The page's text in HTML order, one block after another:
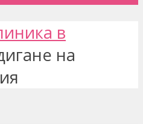
в
на